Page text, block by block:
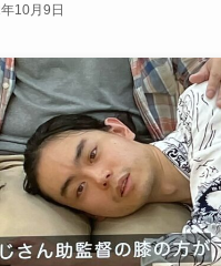
10月9日